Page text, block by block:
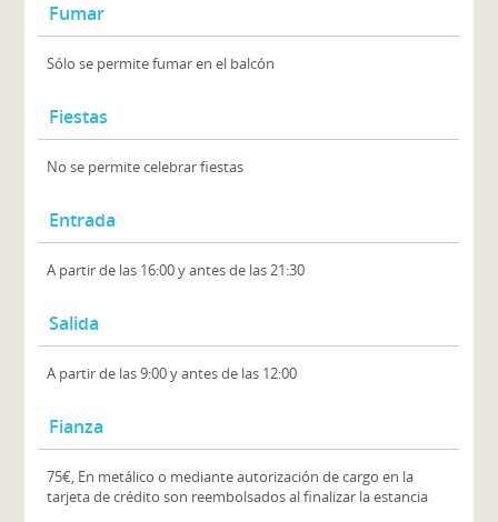
Fumar
Sólo se permite fumar en el balcón
Fiestas
No se permite celebrar fiestas
Entrada
A partir de las 16:00 y antes de las 21:30
Salida
A partir de las 9:00 y antes de las 12:00
Fianza
75€, En metálico o mediante autorización de cargo en la
tarjeta de crédito son reembolsados al finalizar la estancia